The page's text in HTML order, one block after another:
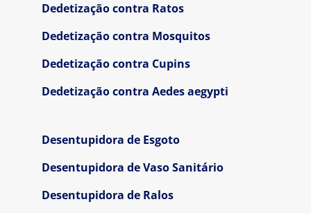
Dedetização contra Ratos
Dedetização contra Mosquitos
Dedetização contra Cupins
Dedetização contra Aedes aegypti
Desentupidora de Esgoto
Desentupidora de Vaso Sanitário
Desentupidora de Ralos